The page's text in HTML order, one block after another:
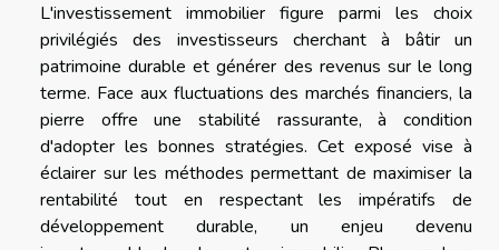
L'investissement immobilier figure parmi les choix
privilégiés des investisseurs cherchant à bâtir un
patrimoine durable et générer des revenus sur le long
terme. Face aux fluctuations des marchés financiers, la
pierre offre une stabilité rassurante, à condition
d'adopter les bonnes stratégies. Cet exposé vise à
éclairer sur les méthodes permettant de maximiser la
rentabilité tout en respectant les impératifs de
développement durable, un enjeu devenu